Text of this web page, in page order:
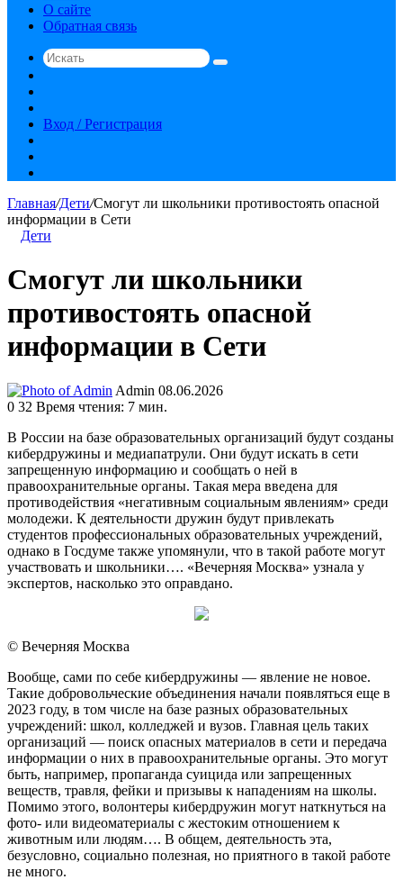
О сайте
Обратная связь
Искать
статья
Вход / Регистрация
Главная/Дети/Смогут ли школьники противостоять опасной
информации в Сети
Дети
Смогут ли школьники
противостоять опасной
информации в Сети
Admin Send
an
08.06.2026
0 32 Время чтения: 7 мин.
В России на базе образовательных организаций будут созданы
кибердружины и медиапатрули. Они будут искать в сети
запрещенную информацию и сообщать о ней в
правоохранительные органы. Такая мера введена для
противодействия «негативным социальным явлениям» среди
молодежи. К деятельности дружин будут привлекать
студентов профессиональных образовательных учреждений,
однако в Госдуме также упомянули, что в такой работе могут
участвовать и школьники…. «Вечерняя Москва» узнала у
экспертов, насколько это оправдано.
© Вечерняя Москва
Вообще, сами по себе кибердружины — явление не новое.
Такие добровольческие объединения начали появляться еще в
2023 году, в том числе на базе разных образовательных
учреждений: школ, колледжей и вузов. Главная цель таких
организаций — поиск опасных материалов в сети и передача
информации о них в правоохранительные органы. Это могут
быть, например, пропаганда суицида или запрещенных
веществ, травля, фейки и призывы к нападениям на школы.
Помимо этого, волонтеры кибердружин могут наткнуться на
фото- или видеоматериалы с жестоким отношением к
животным или людям…. В общем, деятельность эта,
безусловно, социально полезная, но приятного в такой работе
не много.